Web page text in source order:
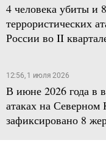
4 человека убиты и
террористических
России во II
12:56, 1 июля 2026
В июне 2026 года в
атаках на Северном
зафиксировано 8